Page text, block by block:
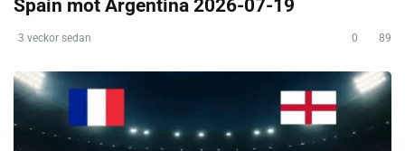
Spain mot Argentina 2026-07-19
3 veckor sedan 0 89